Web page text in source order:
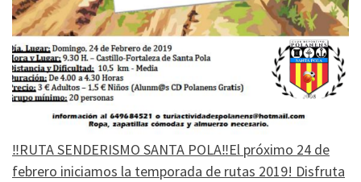
‼RUTA SENDERISMO SANTA POLA‼El próximo 24 de
febrero iniciamos la temporada de rutas 2019! Disfruta